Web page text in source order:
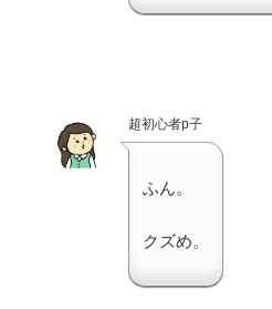
超初心者p子
ふん。
クズめ。